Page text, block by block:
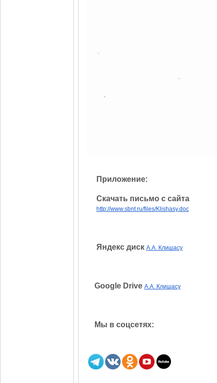
Приложение:
Скачать письмо с сайта
http://www.sbnt.ru/files/Klishasy.doc
Яндекс диск А.А. Клишасу
Google Drive А.А. Клишасу
Мы в соцсетях: